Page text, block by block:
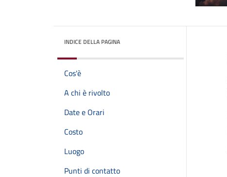
INDICE DELLA PAGINA
Cos'è
A chi è rivolto
Date e Orari
Costo
Luogo
Punti di contatto